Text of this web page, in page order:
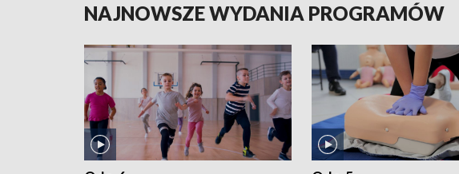
NAJNOWSZE WYDANIA PROGRAMÓW